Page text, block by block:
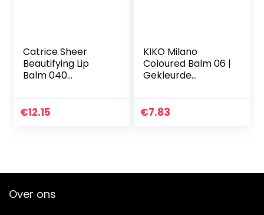
Catrice Sheer
Beautifying Lip
Balm 040
€12.15
KIKO Milano
Coloured Balm 06 |
Gekleurde
werking, met een
€7.83
Over ons